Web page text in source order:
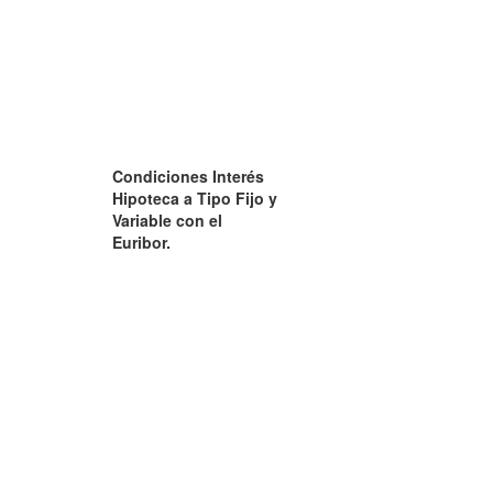
Condiciones Interés
Hipoteca a Tipo Fijo y
Variable con el
Euribor.